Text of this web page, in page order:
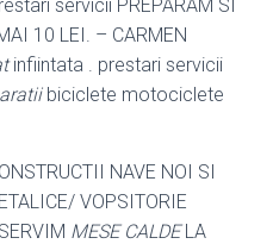
servicii PREPARAM SI
10 LEI. – CARMEN
infiintata . prestari servicii
biciclete motociclete
NAVE NOI SI
VOPSITORIE
MESE CALDELA